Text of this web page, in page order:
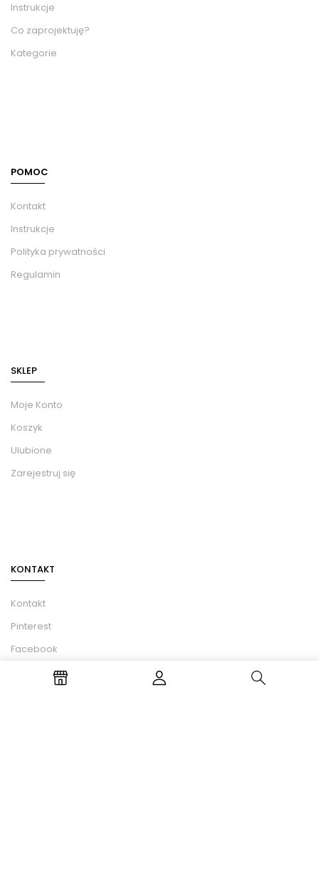
Instrukcje
Co zaprojektuję?
Kategorie
POMOC
Kontakt
Instrukcje
Polityka prywatności
Regulamin
SKLEP
Moje Konto
Koszyk
Ulubione
Zarejestruj się
KONTAKT
Kontakt
Pinterest
Facebook